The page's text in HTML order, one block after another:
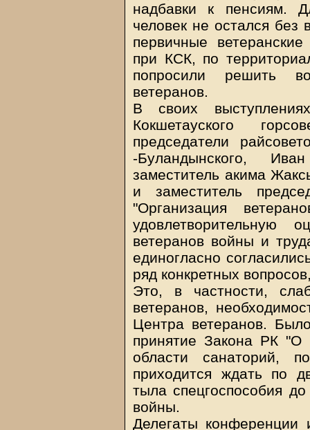
надбавки к пенсиям.
человек не остался без
первичные
при КСК, по
попросили решить
ветеранов.
В своих
Кокшетауского
председатели
-Буландынского,
заместитель акима
и заместитель
"Организация
удовлетворительную
ветеранов войны и
единогласно
ряд конкретных
Это, в частности,
ветеранов,
Центра ветеранов.
принятие Закона РК "О
области санаторий,
приходится ждать по
тыла спецгоспособия
войны.
Делегаты конференции